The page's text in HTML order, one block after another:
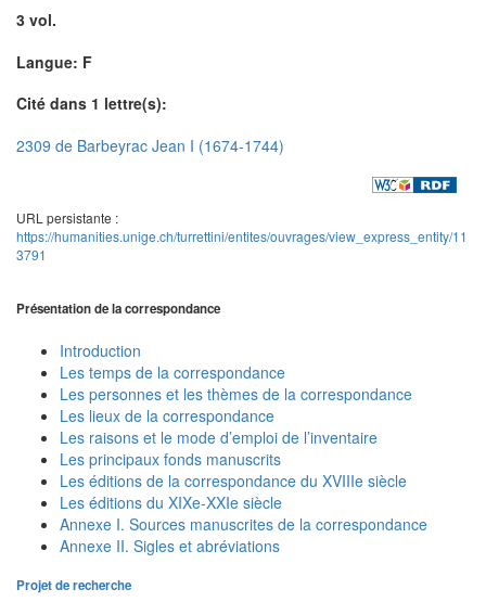
3 vol.
Langue: F
Cité dans 1 lettre(s):
2309 de Barbeyrac Jean I (1674-1744)
URL persistante :
https://humanities.unige.ch/turrettini/entites/ouvrages/view_express_entity/11
3791
Présentation de la correspondance
Introduction
Les temps de la correspondance
Les personnes et les thèmes de la correspondance
Les lieux de la correspondance
Les raisons et le mode d’emploi de l’inventaire
Les principaux fonds manuscrits
Les éditions de la correspondance du XVIIIe siècle
Les éditions du XIXe-XXIe siècle
Annexe I. Sources manuscrites de la correspondance
Annexe II. Sigles et abréviations
Projet de recherche